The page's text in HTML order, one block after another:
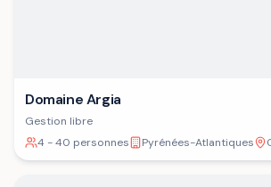
Domaine Argia
Gestion libre
4 - 40 personnes
Pyrénées-Atlantiques